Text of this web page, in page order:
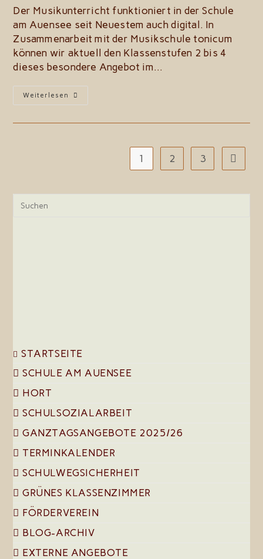
geändert
Der Musikunterricht funktioniert in der Schule
am Auensee seit Neuestem auch digital. In
Zusammenarbeit mit der Musikschule tonicum
können wir aktuell den Klassenstufen 2 bis 4
dieses besondere Angebot im…
Weiterlesen
Digitaler
Musikunterricht
1 2 3
STARTSEITE
SCHULE AM AUENSEE
HORT
SCHULSOZIALARBEIT
GANZTAGSANGEBOTE 2025/26
TERMINKALENDER
SCHULWEGSICHERHEIT
GRÜNES KLASSENZIMMER
FÖRDERVEREIN
BLOG-ARCHIV
EXTERNE ANGEBOTE